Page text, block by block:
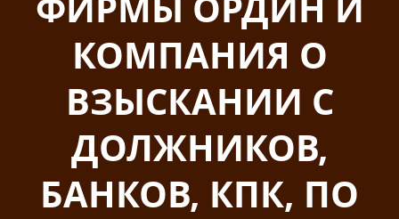
КОМПАНИЯ О
ВЗЫСКАНИИ С
ДОЛЖНИКОВ,
БАНКОВ, КПК, ПО